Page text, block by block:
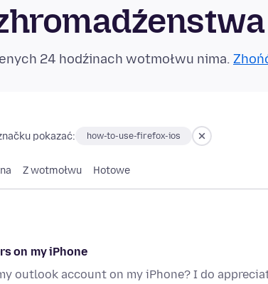
24 hodźinach wotmołwu nima.
pokazać: how-to-use-firefox-ios
Z wotmołwu Hotowe
on my iPhone
outlook account on my iPhone? I do